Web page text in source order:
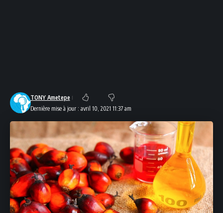
Dernière mise à jour : avril 10, 2021 11:37 am
TONY Ametepe